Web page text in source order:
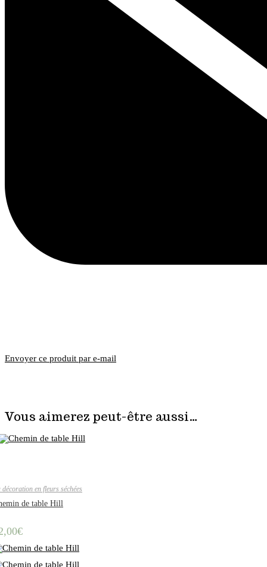
Envoyer ce produit par e-mail
Vous aimerez peut-être aussi…
décoration en fleurs séchées
de table Hill
€